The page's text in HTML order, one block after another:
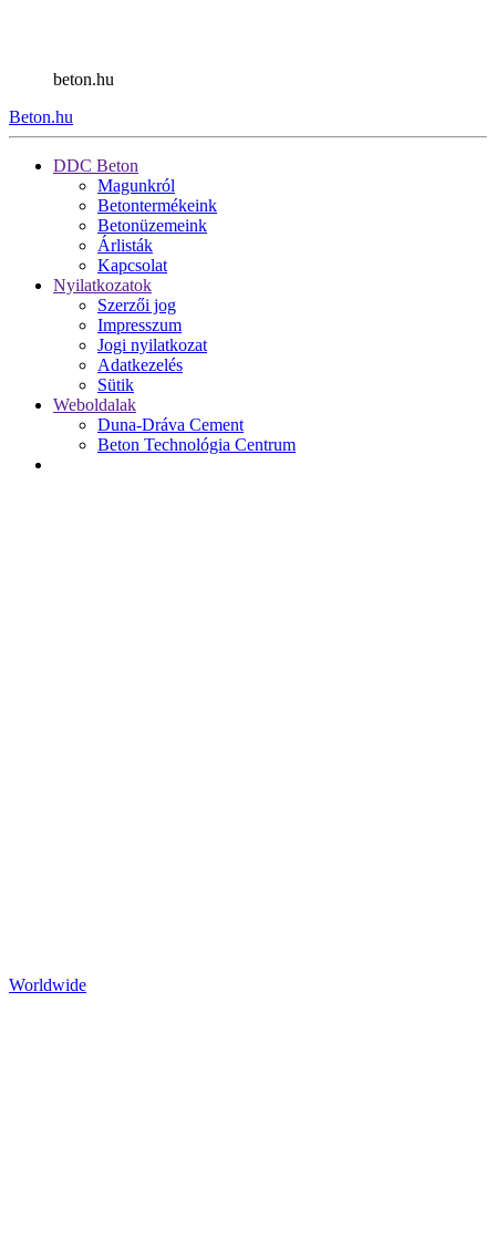
beton.hu
Beton.hu
DDC Beton
Magunkról
Betontermékeink
Betonüzemeink
Árlisták
Kapcsolat
Nyilatkozatok
Szerzői jog
Impresszum
Jogi nyilatkozat
Adatkezelés
Sütik
Weboldalak
Duna-Dráva Cement
Beton Technológia Centrum
Worldwide